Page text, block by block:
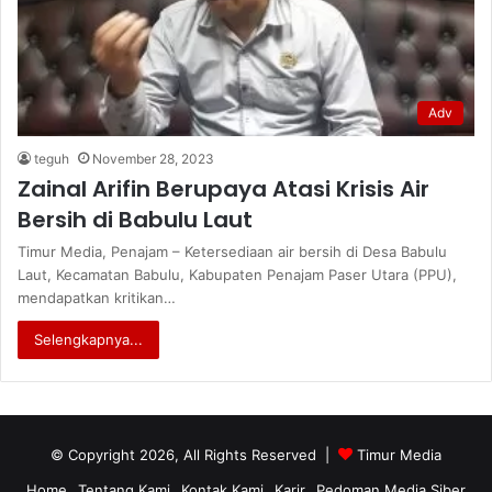
Adv
teguh November 28, 2023
Zainal Arifin Berupaya Atasi Krisis Air
Bersih di Babulu Laut
Timur Media, Penajam – Ketersediaan air bersih di Desa Babulu
Laut, Kecamatan Babulu, Kabupaten Penajam Paser Utara (PPU),
mendapatkan kritikan…
Selengkapnya...
© Copyright 2026, All Rights Reserved |
Timur Media